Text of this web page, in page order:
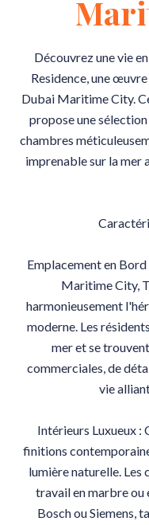
Découvrez une vie
Residence, une
Dubai Maritime City.
propose une
chambres
imprenable sur la mer
Emplacement en
Maritime City,
harmonieusement
moderne. Les
mer et se
commerciales, de
vie
Intérieurs Luxueux :
finitions
lumière naturelle. Les
travail en marbre ou
Bosch ou Siemens,